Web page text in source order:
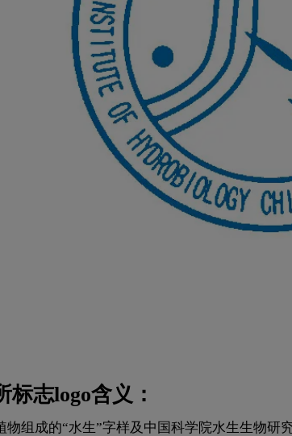
志logo含义：
组成的“水生”字样及中国科学院水生生物